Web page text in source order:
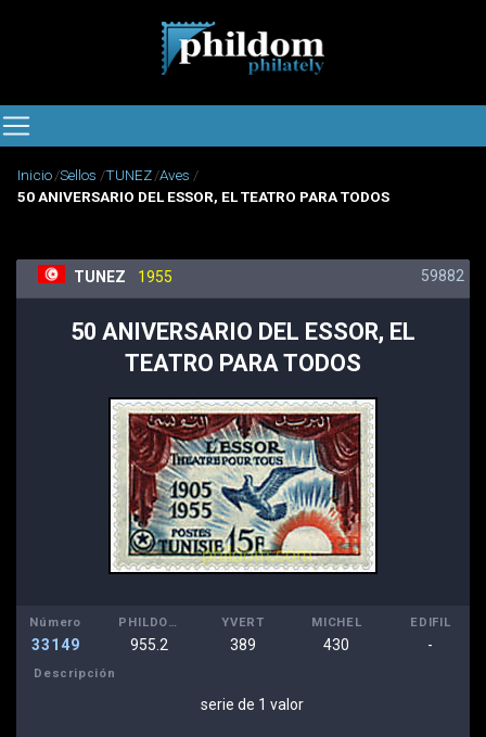
Inicio Sellos TUNEZ Aves
50 ANIVERSARIO DEL ESSOR, EL TEATRO PARA TODOS
TUNEZ 1955 59882
50 ANIVERSARIO DEL ESSOR, EL
TEATRO PARA TODOS
Número
33149
PHILDOM
955.2
YVERT
389
MICHEL
430
EDIFIL
-
Descripción
serie de 1 valor